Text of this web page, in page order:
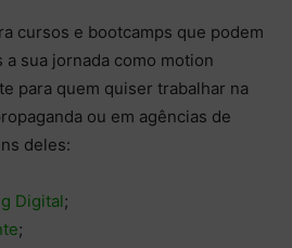
cursos e bootcamps que podem
sua jornada como motion
para quem quiser trabalhar na
ou em agências de
deles:
Digital;
;